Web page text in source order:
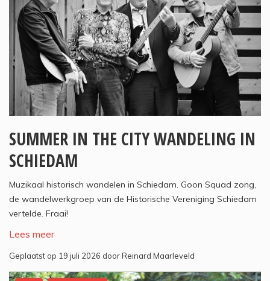
SUMMER IN THE CITY WANDELING IN
SCHIEDAM
Muzikaal historisch wandelen in Schiedam. Goon Squad zong,
de wandelwerkgroep van de Historische Vereniging Schiedam
vertelde. Fraai!
Lees meer
Geplaatst op 19 juli 2026 door Reinard Maarleveld